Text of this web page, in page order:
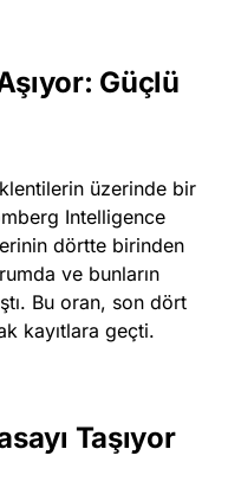
Güçlü
üzerinde bir
Intelligence
dörtte birinden
ve bunların
Bu oran, son dört
kayıtlara geçti.
Taşıyor